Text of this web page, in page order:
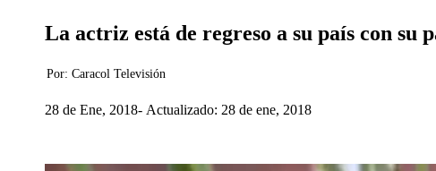
La actriz está de regreso a su país con su
Por: Caracol Televisión
28 de Ene, 2018 Actualizado: 28 de ene, 2018